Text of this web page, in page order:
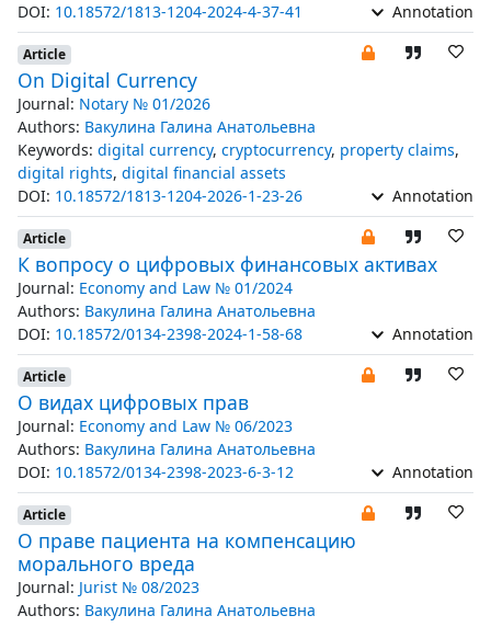
DOI: 10.18572/1813-1204-2024-4-37-41 Annotation
Article
On Digital Currency
Journal: Notary № 01/2026
Authors: Вакулина Галина Анатольевна
Keywords: digital currency, cryptocurrency, property claims,
digital rights, digital financial assets
DOI: 10.18572/1813-1204-2026-1-23-26 Annotation
Article
К вопросу о цифровых финансовых активах
Journal: Economy and Law № 01/2024
Authors: Вакулина Галина Анатольевна
DOI: 10.18572/0134-2398-2024-1-58-68 Annotation
Article
О видах цифровых прав
Journal: Economy and Law № 06/2023
Authors: Вакулина Галина Анатольевна
DOI: 10.18572/0134-2398-2023-6-3-12 Annotation
Article
О праве пациента на компенсацию
морального вреда
Journal: Jurist № 08/2023
Authors: Вакулина Галина Анатольевна